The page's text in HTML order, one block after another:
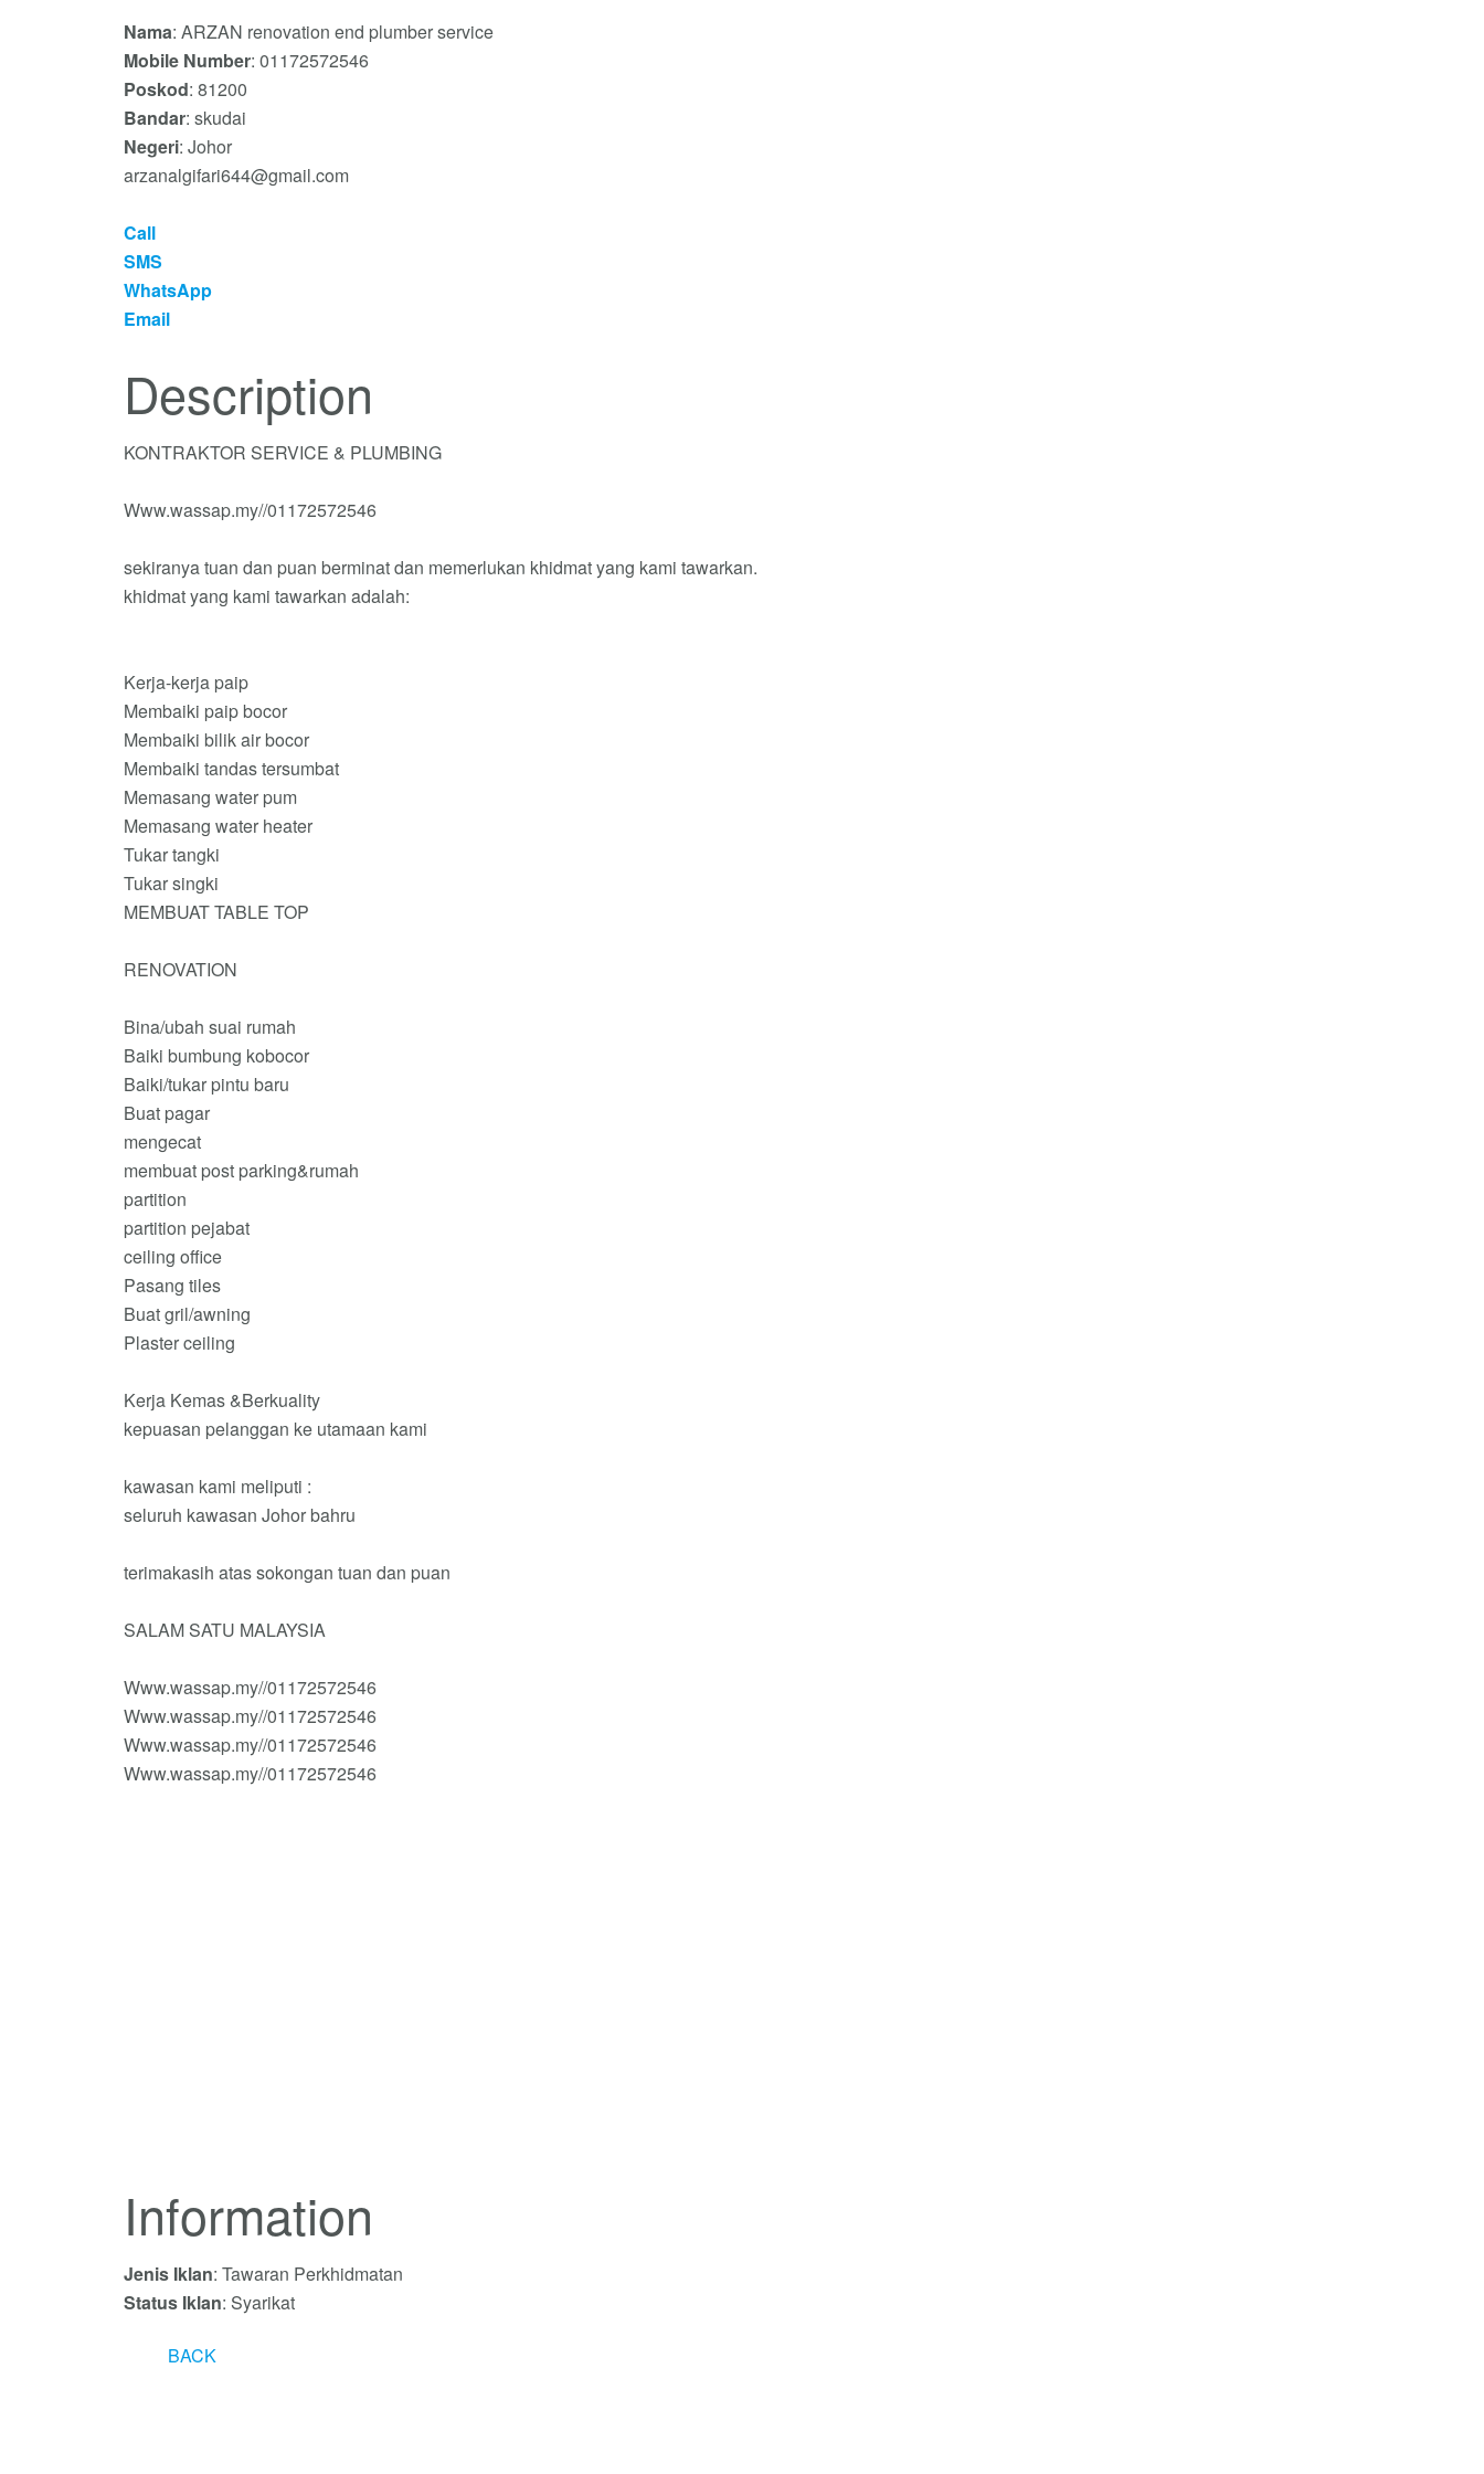
Nama: ARZAN renovation end plumber service
Mobile Number: 01172572546
Poskod: 81200
Bandar: skudai
Negeri: Johor
arzanalgifari644@gmail.com
Call
SMS
WhatsApp
Email
Description
KONTRAKTOR SERVICE & PLUMBING
Www.wassap.my//01172572546
sekiranya tuan dan puan berminat dan memerlukan khidmat yang kami tawarkan.
khidmat yang kami tawarkan adalah:
Kerja-kerja paip
Membaiki paip bocor
Membaiki bilik air bocor
Membaiki tandas tersumbat
Memasang water pum
Memasang water heater
Tukar tangki
Tukar singki
MEMBUAT TABLE TOP
RENOVATION
Bina/ubah suai rumah
Baiki bumbung kobocor
Baiki/tukar pintu baru
Buat pagar
mengecat
membuat post parking&rumah
partition
partition pejabat
ceiling office
Pasang tiles
Buat gril/awning
Plaster ceiling
Kerja Kemas &Berkuality
kepuasan pelanggan ke utamaan kami
kawasan kami meliputi :
seluruh kawasan Johor bahru
terimakasih atas sokongan tuan dan puan
SALAM SATU MALAYSIA
Www.wassap.my//01172572546
Www.wassap.my//01172572546
Www.wassap.my//01172572546
Www.wassap.my//01172572546
Information
Jenis Iklan: Tawaran Perkhidmatan
Status Iklan: Syarikat
BACK